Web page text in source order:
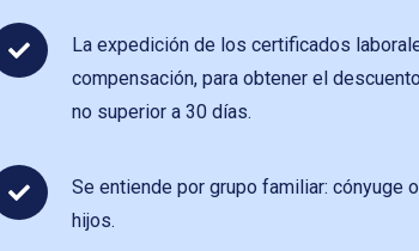
La expedición de los certificados
compensación, para obtener el
no superior a 30 días.
Se entiende por grupo familiar: cónyuge
hijos.